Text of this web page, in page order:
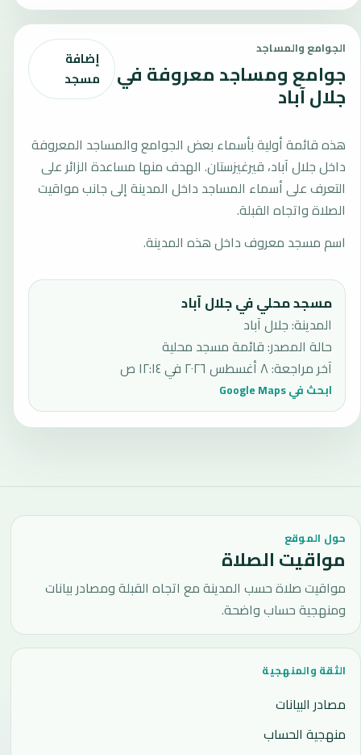
الجوامع والمساجد
جوامع ومساجد معروفة في
جلال آباد
إضافة
مسجد
هذه قائمة أولية بأسماء بعض الجوامع والمساجد المعروفة
داخل جلال آباد، قيرغيزستان. الهدف منها مساعدة الزائر على
التعرف على أسماء المساجد داخل المدينة إلى جانب مواقيت
الصلاة واتجاه القبلة.
اسم مسجد معروف داخل هذه المدينة.
مسجد محلي في جلال آباد
المدينة: جلال آباد
حالة المصدر:قائمة مسجد محلية
آخر مراجعة:٨ أغسطس ٢٠٢٦ في ١٢:١٤ ص
ابحث في Google Maps
حول الموقع
مواقيت الصلاة
مواقيت صلاة حسب المدينة مع اتجاه القبلة ومصادر بيانات
ومنهجية حساب واضحة.
الثقة والمنهجية
مصادر البيانات
منهجية الحساب